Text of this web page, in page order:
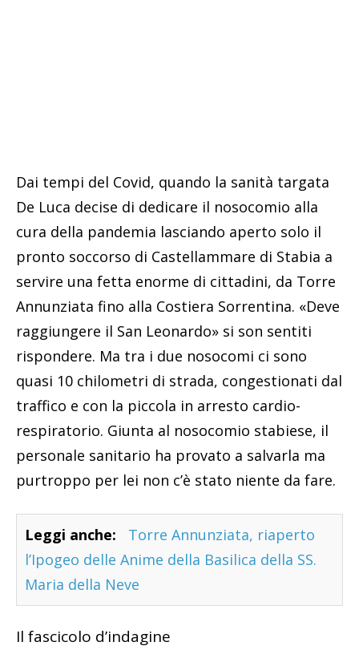
Dai tempi del Covid, quando la sanità targata
De Luca decise di dedicare il nosocomio alla
cura della pandemia lasciando aperto solo il
pronto soccorso di Castellammare di Stabia a
servire una fetta enorme di cittadini, da Torre
Annunziata fino alla Costiera Sorrentina. «Deve
raggiungere il San Leonardo» si son sentiti
rispondere. Ma tra i due nosocomi ci sono
quasi 10 chilometri di strada, congestionati dal
traffico e con la piccola in arresto cardio-
respiratorio. Giunta al nosocomio stabiese, il
personale sanitario ha provato a salvarla ma
purtroppo per lei non c’è stato niente da fare.
Leggi anche:
Torre Annunziata, riaperto
l’Ipogeo delle Anime della Basilica della SS.
Maria della Neve
Il fascicolo d’indagine